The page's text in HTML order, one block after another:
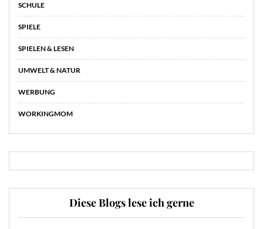
SCHULE
SPIELE
SPIELEN & LESEN
UMWELT & NATUR
WERBUNG
WORKINGMOM
Diese Blogs lese ich gerne